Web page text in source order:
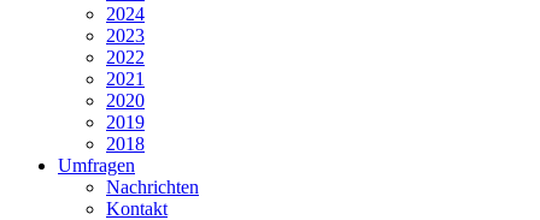
2024
2023
2022
2021
2020
2019
2018
Umfragen
Nachrichten
Kontakt